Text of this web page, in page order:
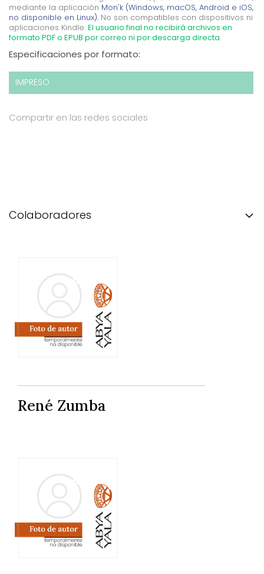
mediante la aplicación Mon'k (Windows, macOS, Android e iOS,
no disponible en Linux). No son compatibles con dispositivos ni
aplicaciones Kindle. El usuario final no recibirá archivos en
formato PDF o EPUB por correo ni por descarga directa.
Especificaciones por formato:
IMPRESO
Compartir en las redes sociales
Colaboradores
René Zumba